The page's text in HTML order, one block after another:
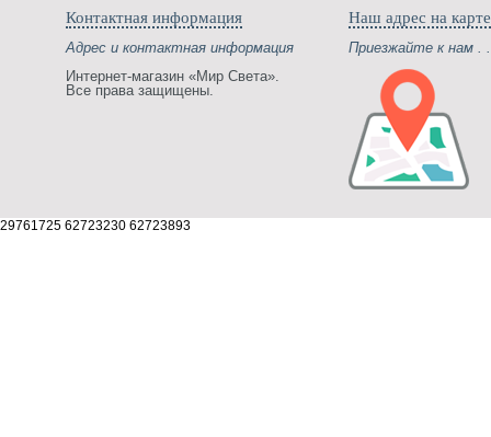
Контактная информация
Адрес и контактная информация
Интернет-магазин «Мир Света».
Все права защищены.
Наш адрес на карте
Приезжайте к нам .
29761725 62723230 62723893